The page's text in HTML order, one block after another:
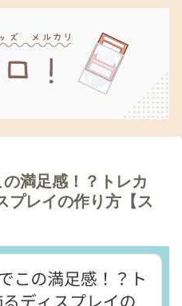
の満足感！？トレカ
プレイの作り方【ス